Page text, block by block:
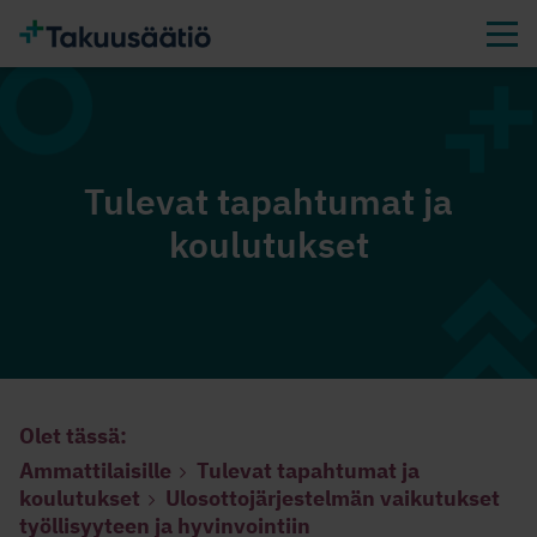
Tulevat tapahtumat ja
koulutukset
Olet tässä:
Ammattilaisille
Tulevat tapahtumat ja
koulutukset
Ulosottojärjestelmän vaikutukset
työllisyyteen ja hyvinvointiin